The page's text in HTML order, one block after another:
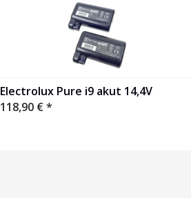
Electrolux Pure i9 akut 14,4V
118,90 €*